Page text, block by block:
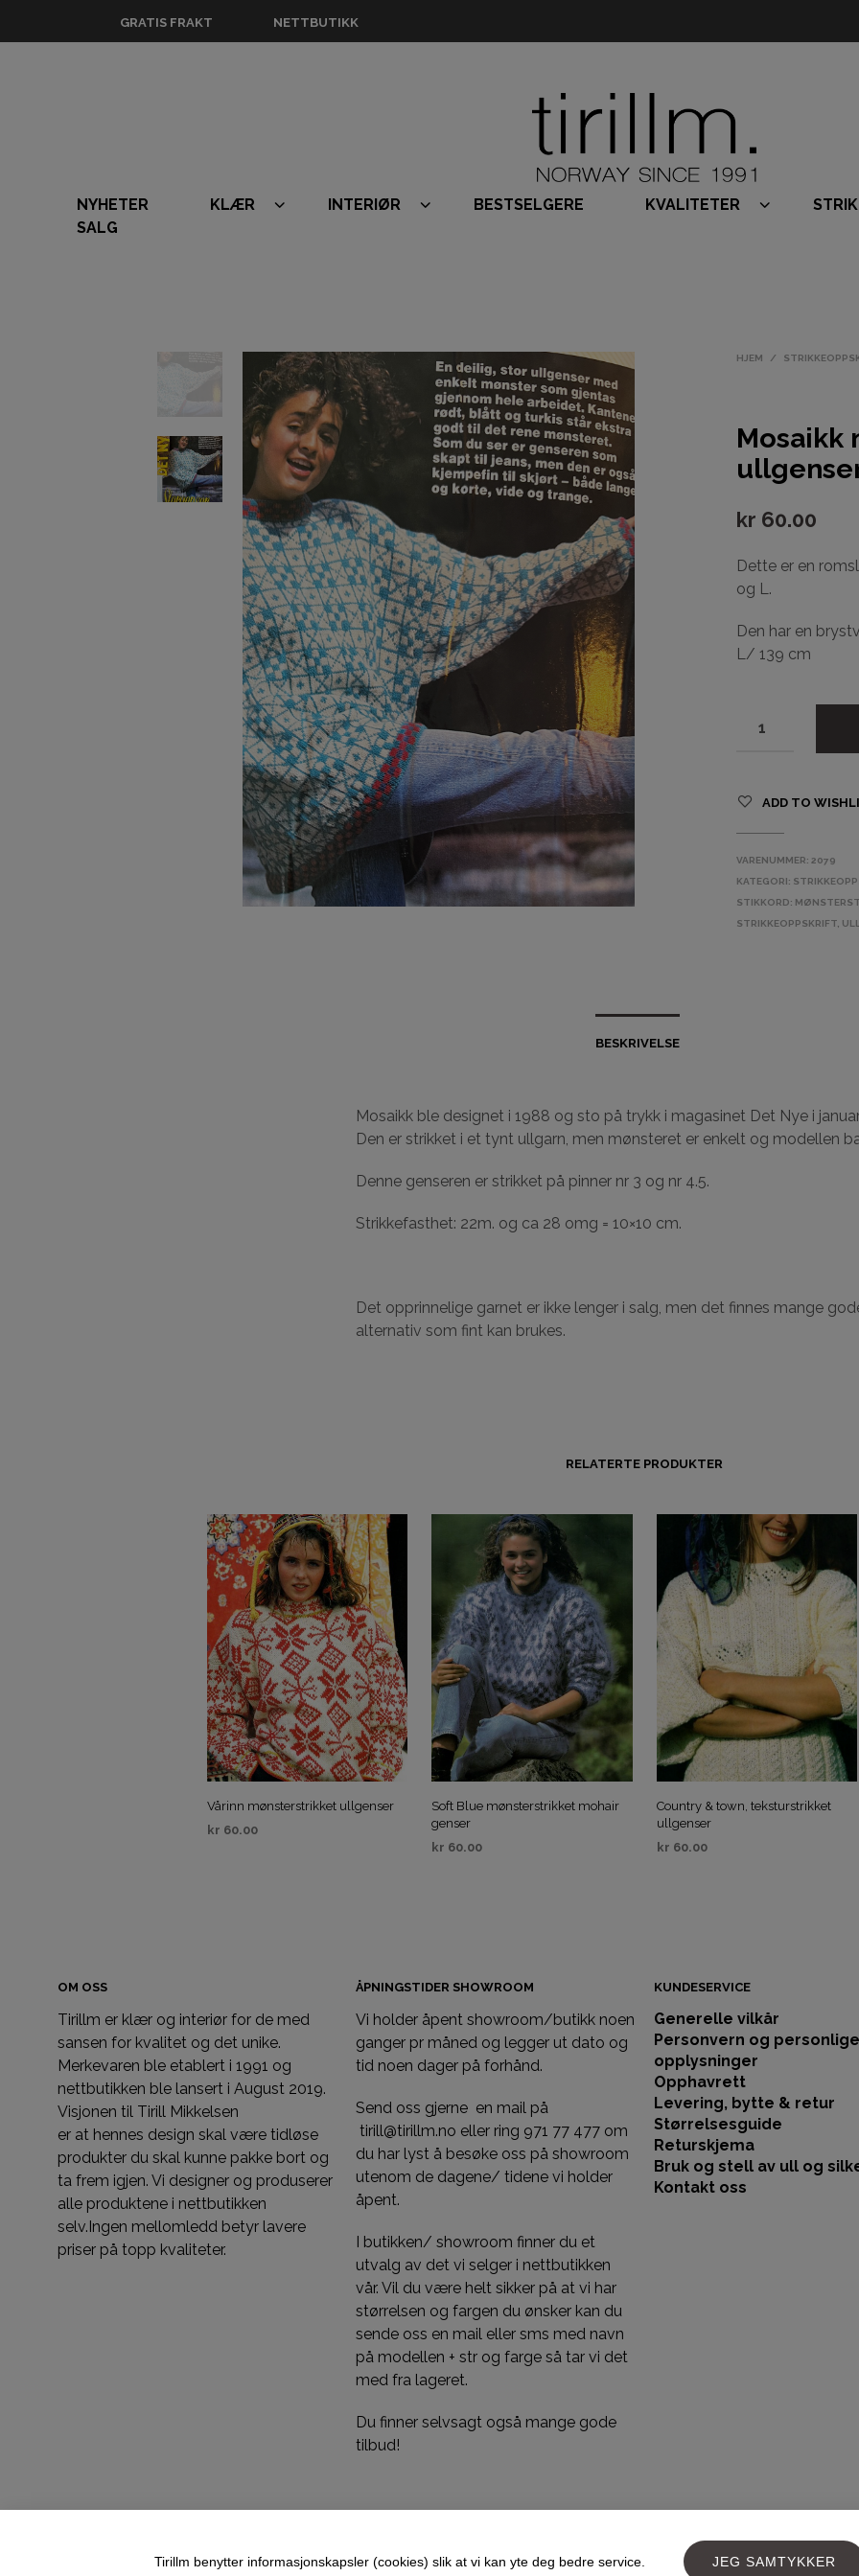
GRATIS FRAKT NETTBUTIKK
NYHETER KLÆR INTERIØR BESTSELGERE KVALITETER
SALG
HJEM /
Mosaikk
kr 60.00
Dette er en
og L.
Den har en
L/ 139 cm
ADD TO
VARENUMMER: 2079
KATEGORI:
STIKKORD:
STRIKKEOPPSKRIFT
BESKRIVELSE
Mosaikk ble designet i 1988 og sto på trykk i magasinet Det Nye i
Den er strikket i et tynt ullgarn, men mønsteret er enkelt og modellen
Denne genseren er strikket på pinner nr 3 og nr 4.5.
Strikkefasthet: 22m. og ca 28 omg = 10×10 cm.
Det opprinnelige garnet er ikke lenger i salg, men det finnes mange
alternativ som fint kan brukes.
RELATERTE PRODUKTER
Vårinn mønsterstrikket ullgenser
kr 60.00
Soft Blue mønsterstrikket mohair
genser
kr 60.00
Country & town, teksturstrikket
ullgenser
kr 60.00
OM OSS
Tirillm er klær og interiør for de med
sansen for kvalitet og det unike.
Merkevaren ble etablert i 1991 og
nettbutikken ble lansert i August 2019.
Visjonen til Tirill Mikkelsen
er at hennes design skal være tidløse
produkter du skal kunne pakke bort og
ta frem igjen. Vi designer og produserer
alle produktene i nettbutikken
selv.Ingen mellomledd betyr lavere
priser på topp kvaliteter.
ÅPNINGSTIDER SHOWROOM
Vi holder åpent showroom/butikk noen
ganger pr måned og legger ut dato og
tid noen dager på forhånd.
Send oss gjerne en mail på
tirill@tirillm.no eller ring 971 77 477 om
du har lyst å besøke oss på showroom
utenom de dagene/ tidene vi holder
åpent.
I butikken/ showroom finner du et
utvalg av det vi selger i nettbutikken
vår. Vil du være helt sikker på at vi har
størrelsen og fargen du ønsker kan du
sende oss en mail eller sms med navn
på modellen + str og farge så tar vi det
med fra lageret.
Du finner selvsagt også mange gode
tilbud!
KUNDESERVICE
Generelle vilkår
Personvern og personlige
opplysninger
Opphavrett
Levering, bytte & retur
Størrelsesguide
Returskjema
Bruk og stell av ull og
Kontakt oss
Tirillm benytter informasjonskapsler (cookies) slik at vi kan yte deg bedre service. JEG SAMTYKKER